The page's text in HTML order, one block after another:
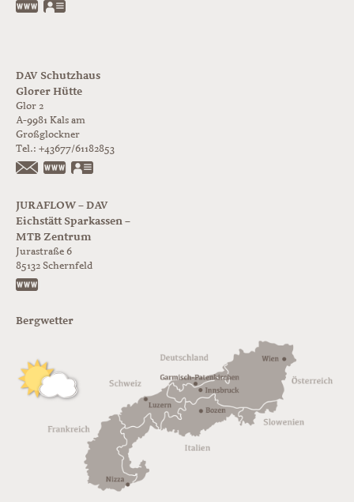
www.jurabloc.de
DAV Schutzhaus
Glorer Hütte
Glor 2
A-9981 Kals am
Großglockner
Tel.: +43677/61182853
https://www.glorer-huette.at/
JURAFLOW – DAV
Eichstätt Sparkassen –
MTB Zentrum
Jurastraße 6
85132 Schernfeld
Bergwetter